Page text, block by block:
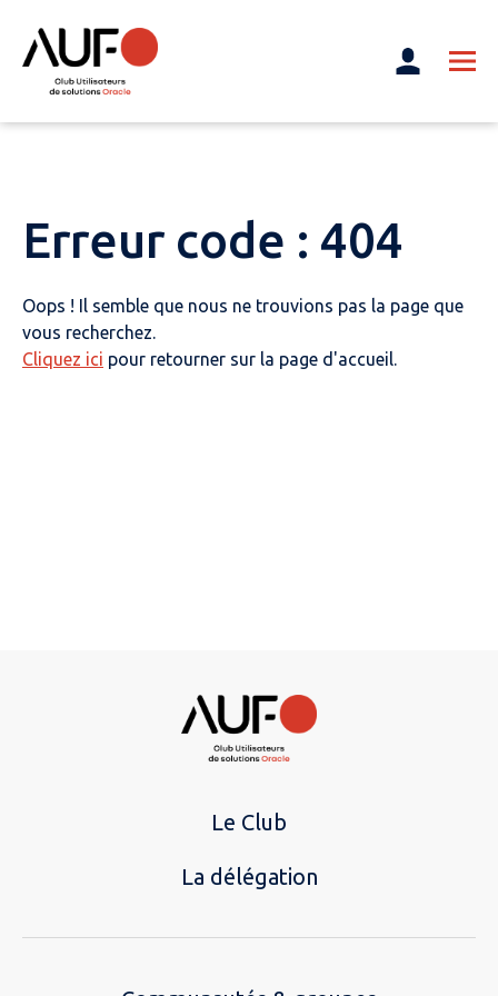
Erreur code : 404
Oops ! Il semble que nous ne trouvions pas la page que
vous recherchez.
Cliquez ici pour retourner sur la page d'accueil.
Le Club
La délégation